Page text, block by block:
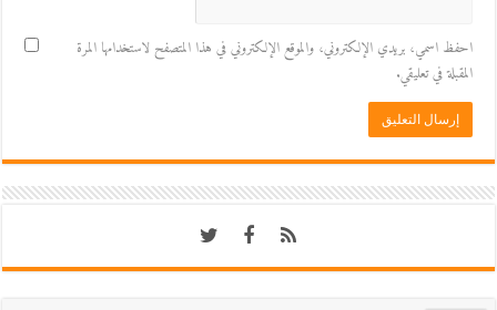
احفظ اسمي، بريدي الإلكتروني، والموقع الإلكتروني في هذا المتصفح لاستخدامها المرة
المقبلة في تعليقي.